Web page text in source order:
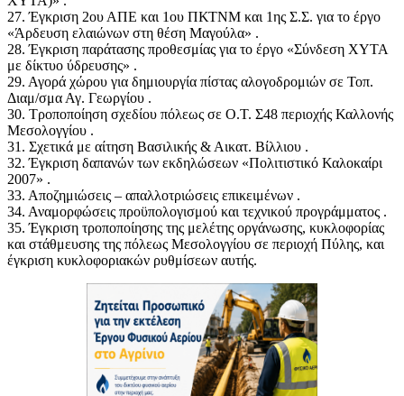
27. Έγκριση 2ου ΑΠΕ και 1ου ΠΚΤΝΜ και 1ης Σ.Σ. για το έργο
«Άρδευση ελαιώνων στη θέση Μαγούλα» .
28. Έγκριση παράτασης προθεσμίας για το έργο «Σύνδεση ΧΥΤΑ
με δίκτυο ύδρευσης» .
29. Αγορά χώρου για δημιουργία πίστας αλογοδρομιών σε Τοπ.
Διαμ/σμα Αγ. Γεωργίου .
30. Τροποποίηση σχεδίου πόλεως σε Ο.Τ. Σ48 περιοχής Καλλονής
Μεσολογγίου .
31. Σχετικά με αίτηση Βασιλικής & Αικατ. Βίλλιου .
32. Έγκριση δαπανών των εκδηλώσεων «Πολιτιστικό Καλοκαίρι
2007» .
33. Αποζημιώσεις – απαλλοτριώσεις επικειμένων .
34. Αναμορφώσεις προϋπολογισμού και τεχνικού προγράμματος .
35. Έγκριση τροποποίησης της μελέτης οργάνωσης, κυκλοφορίας
και στάθμευσης της πόλεως Μεσολογγίου σε περιοχή Πύλης, και
έγκριση κυκλοφοριακών ρυθμίσεων αυτής.